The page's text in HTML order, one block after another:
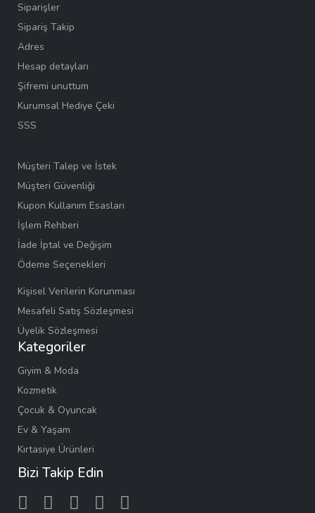
Siparişler
Sipariş Takip
Adres
Hesap detayları
Şifremi unuttum
Kurumsal Hediye Çeki
SSS
Müşteri Talep ve İstek
Müşteri Güvenliği
Kupon Kullanım Esasları
İşlem Rehberi
İade İptal ve Değişim
Ödeme Seçenekleri
Kişisel Verilerin Korunması
Mesafeli Satış Sözleşmesi
Üyelik Sözleşmesi
Kategoriler
Giyim & Moda
Kozmetik
Çocuk & Oyuncak
Ev & Yaşam
Kırtasiye Ürünleri
Bizi Takip Edin